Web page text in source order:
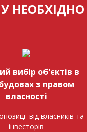
вибір об'єктів в
з правом
власності
від власників та
інвесторів